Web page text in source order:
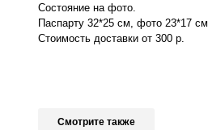
Состояние на фото.
Паспарту 32*25 см, фото 23*17 см.
Стоимость доставки от 300 р.
Смотрите также